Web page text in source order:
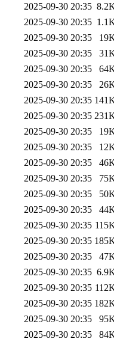
2025-09-30 20:35
2025-09-30 20:35
2025-09-30 20:35
2025-09-30 20:35
2025-09-30 20:35
2025-09-30 20:35
2025-09-30 20:35
2025-09-30 20:35
2025-09-30 20:35
2025-09-30 20:35
2025-09-30 20:35
2025-09-30 20:35
2025-09-30 20:35
2025-09-30 20:35
2025-09-30 20:35
2025-09-30 20:35
2025-09-30 20:35
2025-09-30 20:35
2025-09-30 20:35
2025-09-30 20:35
2025-09-30 20:35
2025-09-30 20:35